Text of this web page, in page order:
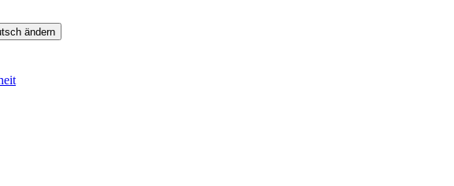
ändern